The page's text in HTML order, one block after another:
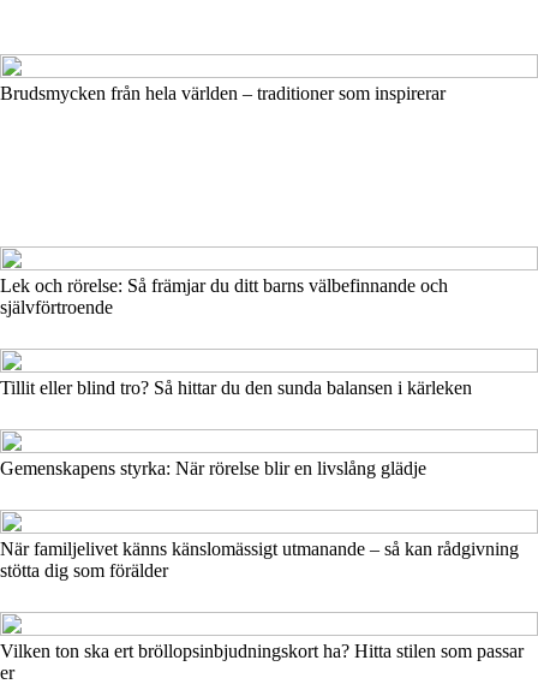
Brudsmycken från hela världen – traditioner som inspirerar
Lek och rörelse: Så främjar du ditt barns välbefinnande och
självförtroende
Tillit eller blind tro? Så hittar du den sunda balansen i kärleken
Gemenskapens styrka: När rörelse blir en livslång glädje
När familjelivet känns känslomässigt utmanande – så kan rådgivning
stötta dig som förälder
Vilken ton ska ert bröllopsinbjudningskort ha? Hitta stilen som passar
er